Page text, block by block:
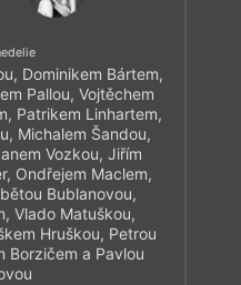
Dominikem Bártem,
Pallou, Vojtěchem
Patrikem Linhartem,
Michalem Šandou,
Vozkou, Jiřím
Ondřejem Maclem,
Bublanovou,
Vlado Matuškou,
Hruškou, Petrou
Borzičem a Pavlou